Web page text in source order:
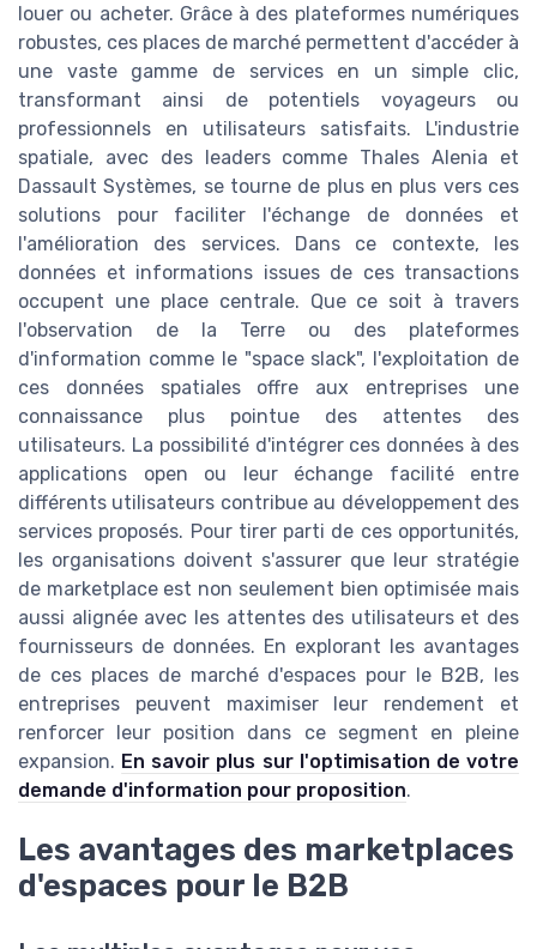
louer ou acheter. Grâce à des plateformes numériques
robustes, ces places de marché permettent d'accéder à
une vaste gamme de services en un simple clic,
transformant ainsi de potentiels voyageurs ou
professionnels en utilisateurs satisfaits. L'industrie
spatiale, avec des leaders comme Thales Alenia et
Dassault Systèmes, se tourne de plus en plus vers ces
solutions pour faciliter l'échange de données et
l'amélioration des services. Dans ce contexte, les
données et informations issues de ces transactions
occupent une place centrale. Que ce soit à travers
l'observation de la Terre ou des plateformes
d'information comme le "space slack", l'exploitation de
ces données spatiales offre aux entreprises une
connaissance plus pointue des attentes des
utilisateurs. La possibilité d'intégrer ces données à des
applications open ou leur échange facilité entre
différents utilisateurs contribue au développement des
services proposés. Pour tirer parti de ces opportunités,
les organisations doivent s'assurer que leur stratégie
de marketplace est non seulement bien optimisée mais
aussi alignée avec les attentes des utilisateurs et des
fournisseurs de données. En explorant les avantages
de ces places de marché d'espaces pour le B2B, les
entreprises peuvent maximiser leur rendement et
renforcer leur position dans ce segment en pleine
expansion. En savoir plus sur l'optimisation de votre
demande d'information pour proposition.
Les avantages des marketplaces
d'espaces pour le B2B